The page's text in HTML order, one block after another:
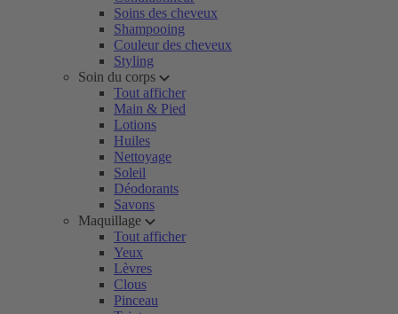
Soins des cheveux
Shampooing
Couleur des cheveux
Styling
Soin du corps
Tout afficher
Main & Pied
Lotions
Huiles
Nettoyage
Soleil
Déodorants
Savons
Maquillage
Tout afficher
Yeux
Lèvres
Clous
Pinceau